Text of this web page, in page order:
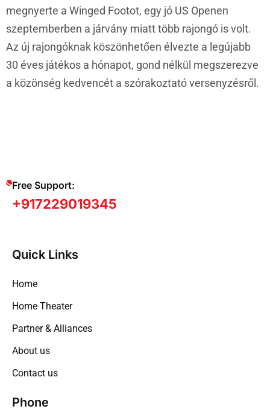
megnyerte a Winged Footot, egy jó US Openen
szeptemberben a járvány miatt több rajongó is volt.
Az új rajongóknak köszönhetően élvezte a legújabb
30 éves játékos a hónapot, gond nélkül megszerezve
a közönség kedvencét a szórakoztató versenyzésről.
Free Support:
+917229019345
Quick Links
Home
Home Theater
Partner & Alliances
About us
Contact us
Phone